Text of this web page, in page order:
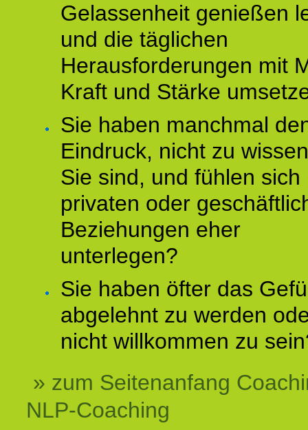
Gelassenheit genießen
und die täglichen
Herausforderungen mit
Kraft und Stärke
Sie haben manchmal
Eindruck, nicht zu
Sie sind, und fühlen sich
privaten oder
Beziehungen eher
unterlegen?
Sie haben öfter das
abgelehnt zu werden
nicht willkommen zu
» zum Seitenanfang
NLP-Coaching